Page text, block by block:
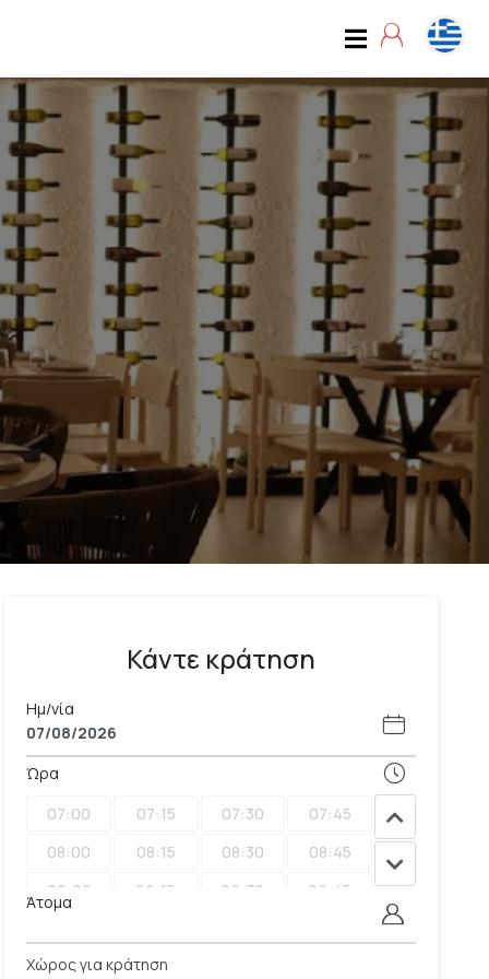
Κάντε κράτηση
Ημ/νία
Ώρα
07:00
07:15 07:30
07:45
08:00
08:15 08:30
08:45
09:00
09:15 09:30
09:45
11:00
11:15
Άτομα
Χώρος για κράτηση